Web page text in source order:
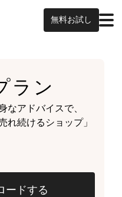
無料お試し
ラン
なアドバイスで、
れ続けるショップ」
ードする